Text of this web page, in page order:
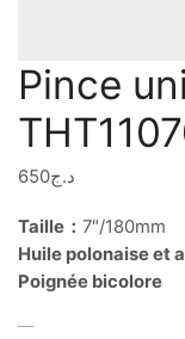
Pince
د.ج650
Taille： 7″/180mm
Huile polonaise et
Poignée bicolore
quantité